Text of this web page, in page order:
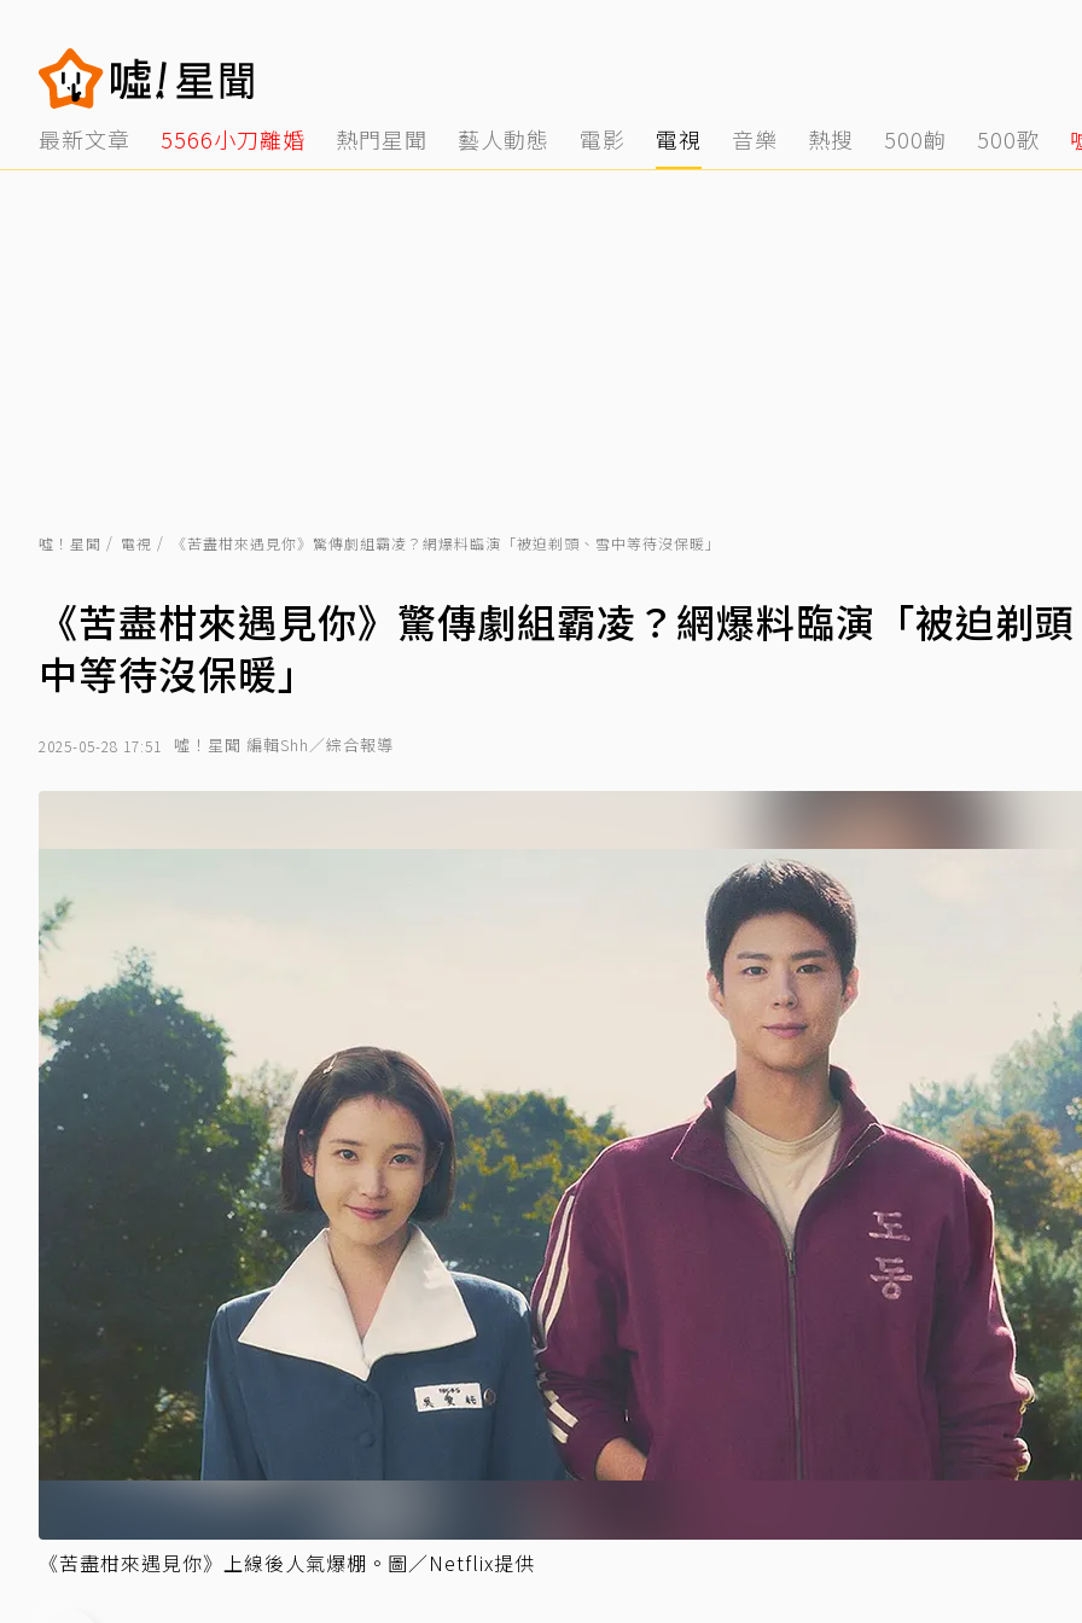
最新文章 5566小刀離婚 熱門星聞 藝人動態 電影 電視 音樂 熱搜 500齣 500歌
噓！星聞 電視 《苦盡柑來遇見你》驚傳劇組霸凌？網爆料臨演「被迫剃頭、雪中等待沒保暖」
《苦盡柑來遇見你》驚傳劇組霸凌？網爆料臨演「被迫剃
中等待沒保暖」
2025-05-28 17:51 噓！星聞 編輯Shh／綜合報導
《苦盡柑來遇見你》上線後人氣爆棚。圖／Netflix提供